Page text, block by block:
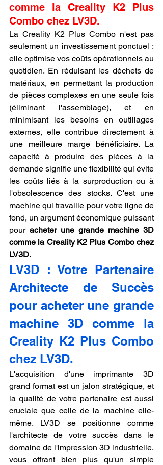
comme la Creality K2 Plus
Combo chez LV3D.
La Creality K2 Plus Combo n'est pas
seulement un investissement ponctuel ;
elle optimise vos coûts opérationnels au
quotidien. En réduisant les déchets de
matériaux, en permettant la production
de pièces complexes en une seule fois
(éliminant l'assemblage), et en
minimisant les besoins en outillages
externes, elle contribue directement à
une meilleure marge bénéficiaire. La
capacité à produire des pièces à la
demande signifie une flexibilité qui évite
les coûts liés à la surproduction ou à
l'obsolescence des stocks. C'est une
machine qui travaille pour votre ligne de
fond, un argument économique puissant
pour acheter une grande machine 3D
comme la Creality K2 Plus Combo chez
LV3D.
LV3D : Votre Partenaire
Architecte de Succès
pour acheter une grande
machine 3D comme la
Creality K2 Plus Combo
chez LV3D.
L'acquisition d'une imprimante 3D
grand format est un jalon stratégique, et
la qualité de votre partenaire est aussi
cruciale que celle de la machine elle-
même. LV3D se positionne comme
l'architecte de votre succès dans le
domaine de l'impression 3D industrielle,
vous offrant bien plus qu'un simple